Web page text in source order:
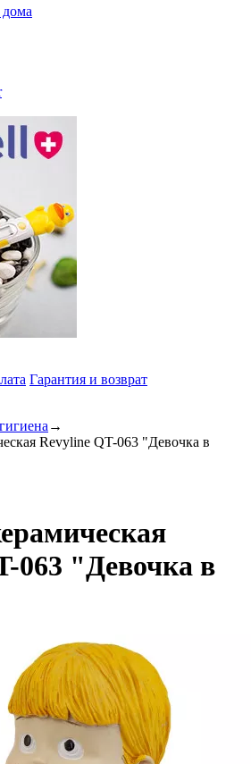
Гарантия и возврат
→
Revyline QT-063 "Девочка в
063 "Девочка в